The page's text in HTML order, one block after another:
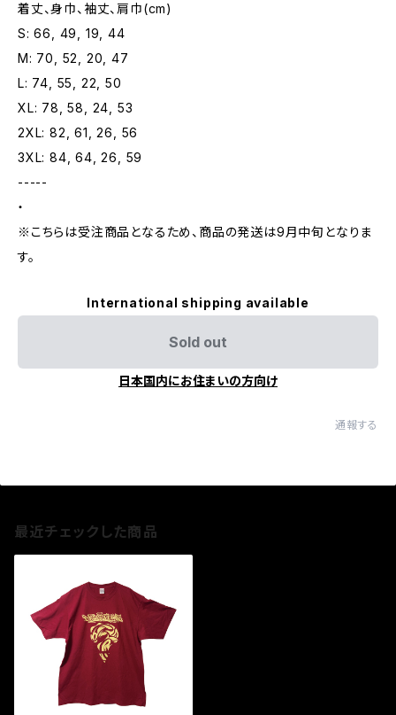
着丈、身巾、袖丈、肩巾(cm)
S: 66, 49, 19, 44
M: 70, 52, 20, 47
L: 74, 55, 22, 50
XL: 78, 58, 24, 53
2XL: 82, 61, 26, 56
3XL: 84, 64, 26, 59
-----
・
※こちらは受注商品となるため、商品の発送は9月中旬となりま
す。
International shipping available
Sold out
日本国内にお住まいの方向け
通報する
最近チェックした商品